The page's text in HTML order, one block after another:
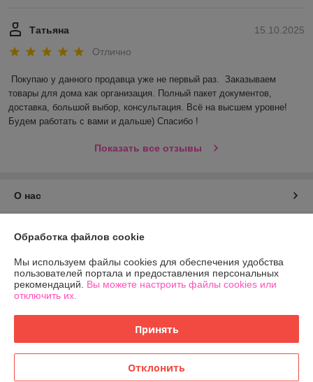
15.10.2025
Татьяна
Отлично
Покупаю у данного продавца уже не первый раз.  Заказываем
товары для дома как организация. Полный пакет документов,
доставка, большой выбор, консультация. Всё на высшем уровне!
Будем работать с вами и дальше) Спасибо !
Показать все отзывы
О нас
Доставка и оплата
График работы
Обработка файлов cookie
Мы используем файлы cookies для обеспечения удобства
пользователей портала и предоставления персональных
рекомендаций. Вы можете настроить файлы cookies или
отключить их.
Принять
Отклонить